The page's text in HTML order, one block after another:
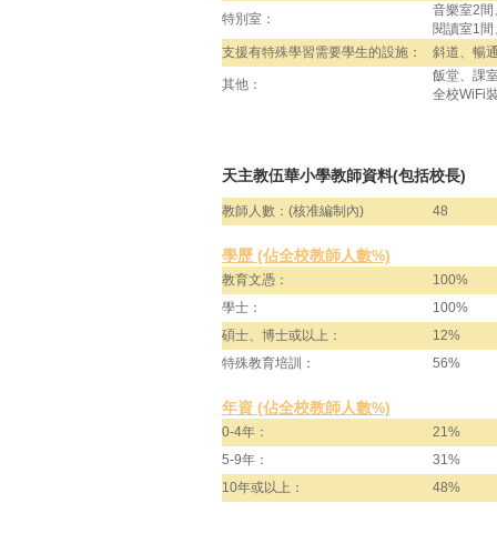
特別室：
音樂室2
閱讀室1
支援有特殊學習需要學生的設施：
斜道、暢
其他：
飯堂、課
全校WiFi
天主教伍華小學教師資料(包括校長)
教師人數：(核准編制內) 48
學歷 (佔全校教師人數%)
教育文憑：
100%
學士：
100%
碩士、博士或以上：
12%
特殊教育培訓：
56%
年資 (佔全校教師人數%)
0-4年：
21%
5-9年：
31%
10年或以上：
48%